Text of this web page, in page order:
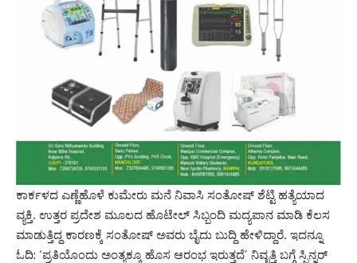
ಕಾರ್ಕಳದ ಎಣ್ಣೆಹೊಳೆ ಕುಮೇರು ಮನೆ ನಿವಾಸಿ ಸಂತೋಷ್ ಶೆಟ್ಟಿ ಹತ್ಯೆಯಾದ
ವ್ಯಕ್ತಿ. ಉತ್ತರ ಪ್ರದೇಶ ಮೂಲದ ಹೊಟೇಲ್ ಸಿಬ್ಬಂದಿ ಮದ್ಯಪಾನ ಮಾಡಿ ಕೆಲಸ
ಮಾಡುತ್ತಿದ್ದ ಕಾರಣಕ್ಕೆ ಸಂತೋಷ್ ಅವರು ಬೈದು ಬುದ್ದಿ ಹೇಳಿದ್ದಾರೆ. ಇದನ್ನೂ
ಓದಿ: ‘ಪ್ರತಿಯೊಂದು ಅಂತ್ಯಕ್ಕೂ ಹೊಸ ಆರಂಭ ಇರುತ್ತದೆ’ ನಿವೃತ್ತಿ ಬಗ್ಗೆ ಸ್ಪಿನ್ನರ್